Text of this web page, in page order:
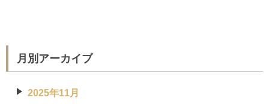
月別アーカイブ
2025年11月